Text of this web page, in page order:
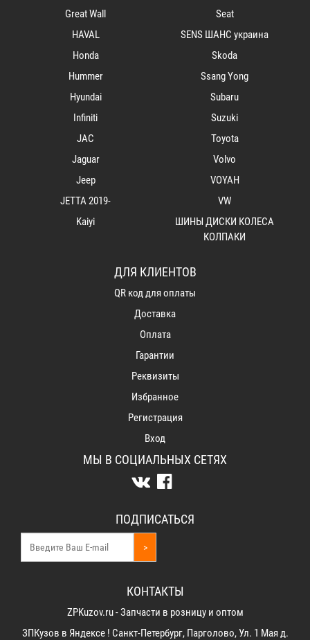
Great Wall
HAVAL
Honda
Hummer
Hyundai
Infiniti
JAC
Jaguar
Jeep
JETTA 2019-
Kaiyi
Seat
SENS ШАНС украина
Skoda
Ssang Yong
Subaru
Suzuki
Toyota
Volvo
VOYAH
VW
ШИНЫ ДИСКИ КОЛЕСА
КОЛПАКИ
ДЛЯ КЛИЕНТОВ
QR код для оплаты
Доставка
Оплата
Гарантии
Реквизиты
Избранное
Регистрация
Вход
МЫ В СОЦИАЛЬНЫХ СЕТЯХ
ПОДПИСАТЬСЯ
>
КОНТАКТЫ
ZPKuzov.ru - Запчасти в розницу и оптом
ЗПКузов в Яндексе ! Санкт-Петербург, Парголово, Ул. 1 Мая д.